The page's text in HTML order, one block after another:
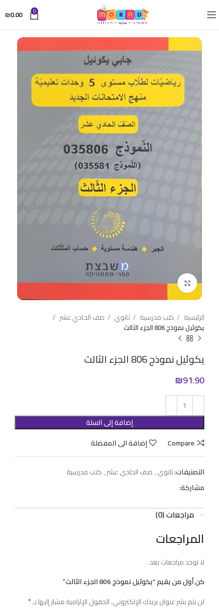
0
₪0.00
Click to enlarge
الرئيسية كتب مدرسية ثانوي
صف الحادي عشر
يكوئيل نموذج 806 الجزء الثالث
يكوئيل نموذج 806 الجزء الثالث
₪91.90
إضافة إلى السلة
Compare
إضافة الى المفضلة
التصنيفات:ثانوي, صف الحادي عشر, كتب مدرسية
مشاركة:
مراجعات (0)
المراجعات
لا توجد مراجعات بعد.
كن أول من يقيم “يكوئيل نموذج 806 الجزء الثالث”
لن يتم نشر عنوان بريدك الإلكتروني.الحقول الإلزامية مشار إليها بـ*